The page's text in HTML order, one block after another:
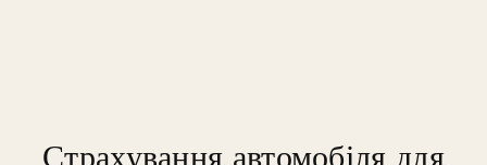
Страхування автомобіля для